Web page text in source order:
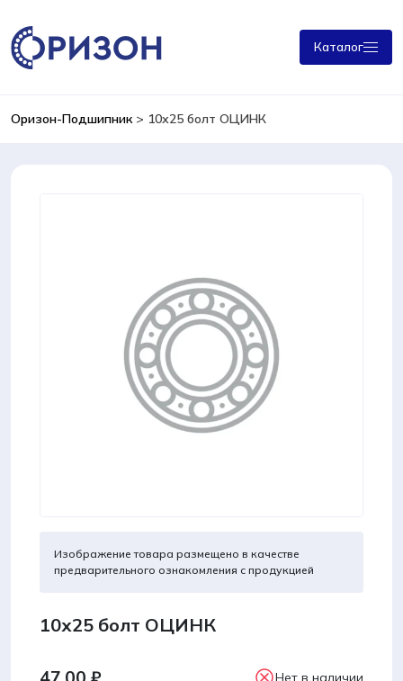
Каталог
Оризон-Подшипник> 10х25 болт ОЦИНК
Изображение товара размещено в качестве
предварительного ознакомления с продукцией
10х25 болт ОЦИНК
Нет в наличии